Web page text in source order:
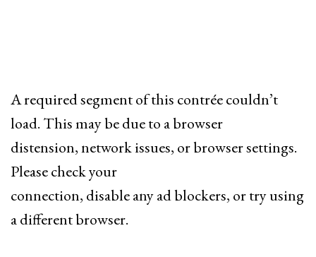
A required segment of this contrée couldn’t
load. This may be due to a browser
distension, network issues, or browser settings.
Please check your
connection, disable any ad blockers, or try using
a different browser.